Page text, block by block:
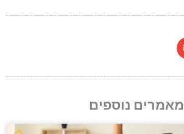
מאמרים נוספים